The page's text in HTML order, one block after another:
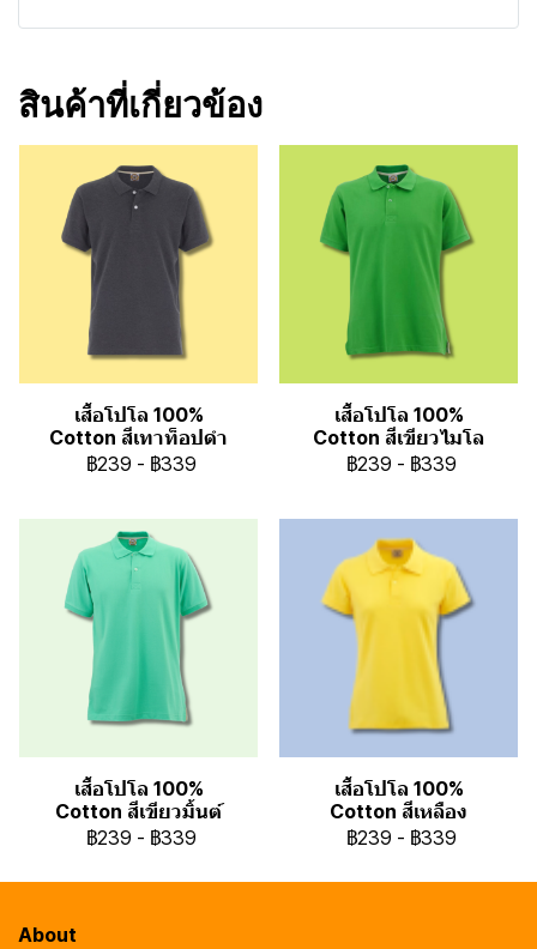
สินค้าที่เกี่ยวข้อง
เสื้อโปโล 100%
Cotton สีเทาท็อปดำ
฿239 - ฿339
เสื้อโปโล 100%
Cotton สีเขียวไมโล
฿239 - ฿339
เสื้อโปโล 100%
Cotton สีเขียวมิ้นต์
฿239 - ฿339
เสื้อโปโล 100%
Cotton สีเหลือง
฿239 - ฿339
About